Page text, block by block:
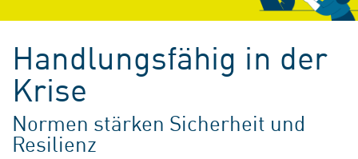
Handlungsfähig in der
Krise
Normen stärken Sicherheit und
Resilienz